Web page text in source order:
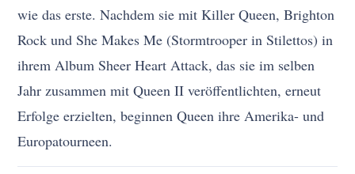
wie das erste. Nachdem sie mit Killer Queen, Brighton
Rock und She Makes Me (Stormtrooper in Stilettos) in
ihrem Album Sheer Heart Attack, das sie im selben
Jahr zusammen mit Queen II veröffentlichten, erneut
Erfolge erzielten, beginnen Queen ihre Amerika- und
Europatourneen.